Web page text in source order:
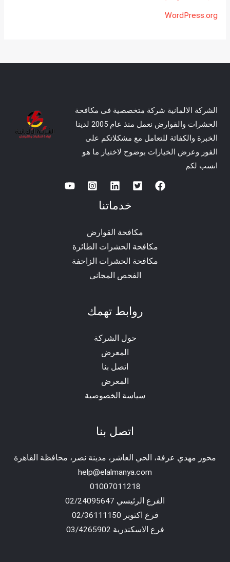
WordPress.org
الشركة الالمانية شركة متخصصية فى مكافحة
الحشرات والقوارض نعمل منذ عام 2005 لدينا
الخبرة والكفائة للتعامل مع مشكلاتكم على
الفور وعرض الخيارات بوضوح لاختيار ما هو
انسب لكم
خدماتنا
مكافحة القوارض
مكافحة الحشرات الطائرة
مكافحة الحشرات الزاحفة
الفحص المجانى
روابط تهمك
حول الشركة
المعرض
اتصل بنا
المعرض
سياسة الخصوصية
اتصل بنا
محور مهدي عرفة، الحي العاشر، مدينة نصر، محافظة القاهرة‬
help@elalmanya.com
01007011218
الفرع الرئيسي 02/24095647
فرع اكتوبر 02/36111150
فرع الاسكندرية 03/4265902